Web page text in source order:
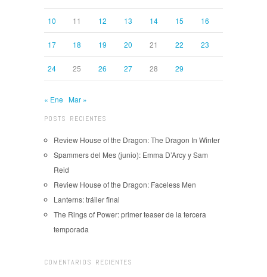
10 11 12 13 14 15 16
17 18 19 20 21 22 23
24 25 26 27 28 29
« Ene Mar »
POSTS RECIENTES
Review House of the Dragon: The Dragon In Winter
Spammers del Mes (junio): Emma D’Arcy y Sam
Reid
Review House of the Dragon: Faceless Men
Lanterns: tráiler final
The Rings of Power: primer teaser de la tercera
temporada
COMENTARIOS RECIENTES